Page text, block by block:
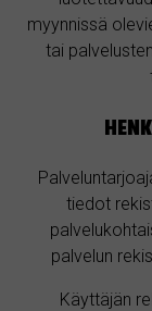
myynnissä
tai
tiedot
palvelun
Käyttäjän